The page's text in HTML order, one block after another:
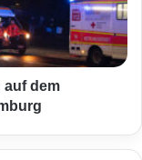
auf dem